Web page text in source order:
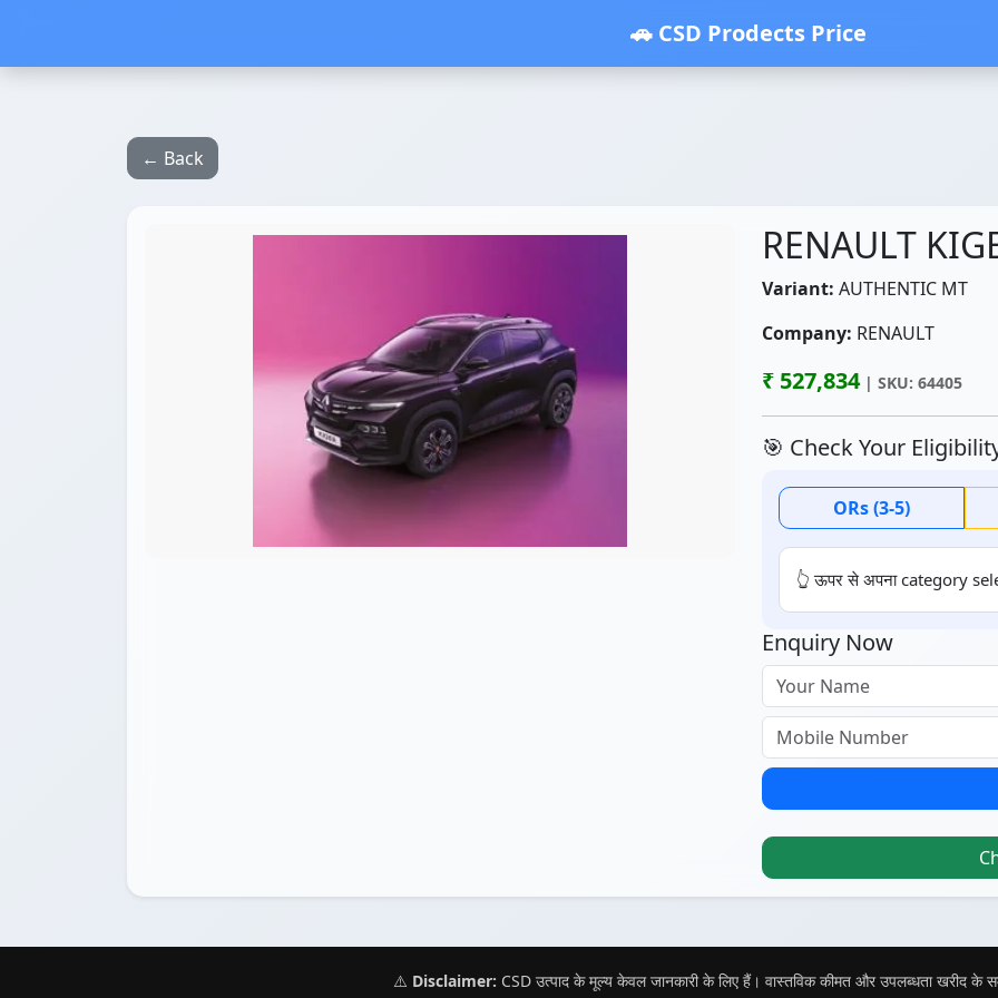
🚗 CSD Prodects Price
← Back
RENAULT
Variant: AUTHENTIC MT
Company: RENAULT
₹ 527,834| SKU: 64405
🎯 Check Your
ORs (3-5)
👆 ऊपर से अपना category
Enquiry Now
⚠️ Disclaimer: CSD उत्पाद के मूल्य केवल जानकारी के लिए हैं। वास्तविक कीमत और उपलब्धता खरीद के